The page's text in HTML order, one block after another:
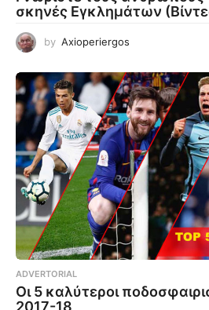
σκηνές Εγκλημάτων
by Axioperiergos
ADVERTORIAL
Οι 5 καλύτεροι
2017-18